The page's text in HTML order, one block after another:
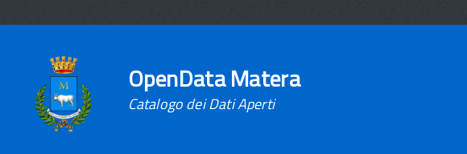
OpenData Matera
Catalogo dei Dati Aperti